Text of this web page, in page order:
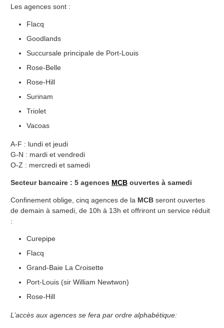
Les agences sont :
Flacq
Goodlands
Succursale principale de Port-Louis
Rose-Belle
Rose-Hill
Surinam
Triolet
Vacoas
A-F : lundi et jeudi
G-N : mardi et vendredi
O-Z : mercredi et samedi
Secteur bancaire : 5 agences MCB ouvertes à samedi
Confinement oblige, cinq agences de la MCB seront ouvertes
de demain à samedi, de 10h à 13h et offriront un service réduit
:
Curepipe
Flacq
Grand-Baie La Croisette
Port-Louis (sir William Newtwon)
Rose-Hill
L’accès aux agences se fera par ordre alphabétique: